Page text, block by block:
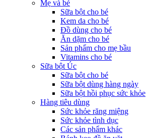
Mẹ và bé
Sữa bột cho bé
Kem da cho bé
Đồ dùng cho bé
Ăn dặm cho bé
Sản phẩm cho mẹ bầu
Vitamins cho bé
Sữa bột Úc
Sữa bột cho bé
Sữa bột dùng hàng ngày
Sữa bột hồi phục sức khỏe
Hàng tiêu dùng
Sức khỏe răng miệng
Sức khỏe tình dục
Các sản phẩm khác